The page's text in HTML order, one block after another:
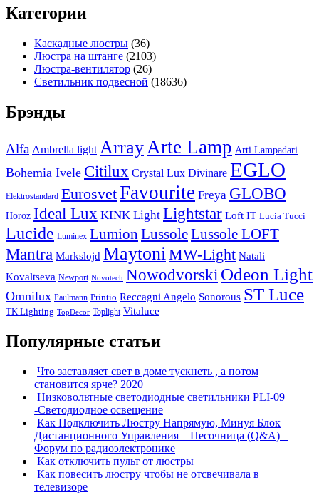
Категории
Каскадные люстры (36)
Люстра на штанге (2103)
Люстра-вентилятор (26)
Светильник подвесной (18636)
Брэнды
Alfa Ambrella light ArrayArte Lamp Arti Lampadari
Bohemia Ivele Citilux Crystal Lux Divinare EGLO
Elektrostandard EurosvetFavourite Freya GLOBO
Horoz Ideal Lux KINK Light Lightstar Loft IT Lucia Tucci
Lucide Luminex Lumion LussoleLussole LOFT
Mantra Markslojd MaytoniMW-Light Natali
Kovaltseva Newport Novotech Nowodvorski Odeon Light
Omnilux Paulmann Printio Reccagni Angelo Sonorous ST Luce
TK Lighting TopDecor Toplight Vitaluce
Популярные статьи
Что заставляет свет в доме тускнеть , а потом
становится ярче? 2020
Низковольтные светодиодные светильники PLI-09
-Светодиодное освещение
Как Подключить Люстру Напрямую, Минуя Блок
Дистанционного Управления – Песочница (Q&A) –
Форум по радиоэлектронике
Как отключить пульт от люстры
Как повесить люстру чтобы не отсвечивала в
телевизоре